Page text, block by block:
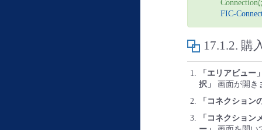
Connection
FIC-
17.1.2. 購
「エリアビュー」
択」
画面が開き
「コネクション
「コネクション